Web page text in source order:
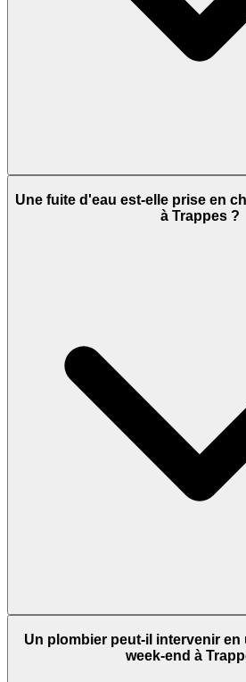
Une fuite d'eau est-elle prise en
à Trappes ?
Un plombier peut-il intervenir en
week-end à